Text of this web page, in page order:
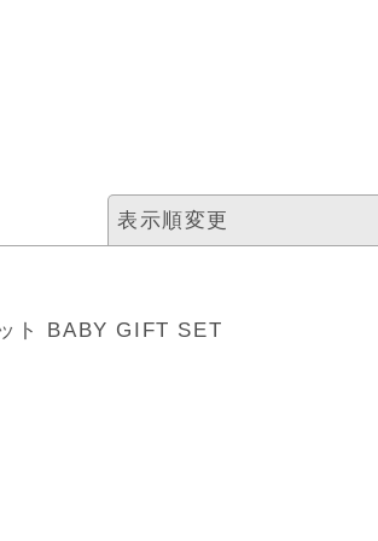
表示順変更
ト BABY GIFT SET